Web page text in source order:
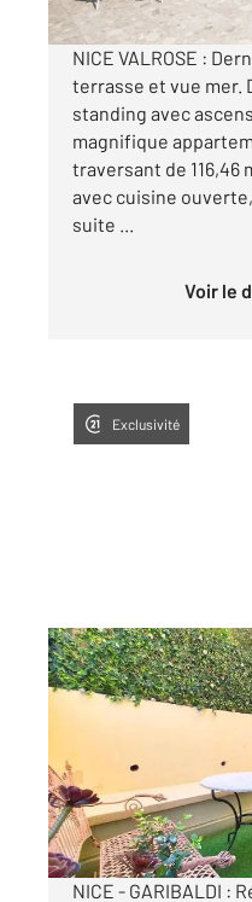
NICE VALROSE :
terrasse et vue mer.
standing avec
magnifique
traversant de 116,46
avec cuisine
suite ...
Voir le
Exclusivité
NICE 06
34,67 m2, 2 pièces
Ref : 622
Appartement
300
Visiter le site dédié
NICE - GARIBALDI :